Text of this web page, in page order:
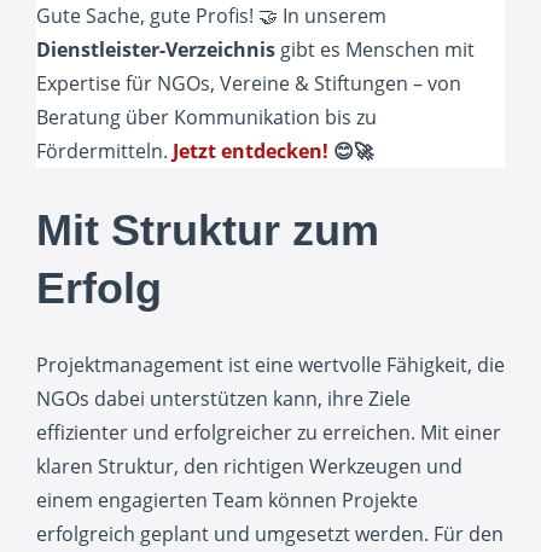
Gute Sache, gute Profis! 🤝 In unserem
Dienstleister-Verzeichnis gibt es Menschen mit
Expertise für NGOs, Vereine & Stiftungen – von
Beratung über Kommunikation bis zu
Fördermitteln. Jetzt entdecken! 😊🚀
Mit Struktur zum
Erfolg
Projektmanagement ist eine wertvolle Fähigkeit, die
NGOs dabei unterstützen kann, ihre Ziele
effizienter und erfolgreicher zu erreichen. Mit einer
klaren Struktur, den richtigen Werkzeugen und
einem engagierten Team können Projekte
erfolgreich geplant und umgesetzt werden. Für den